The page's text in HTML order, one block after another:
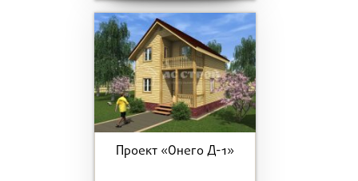
Проект «Онего Д-1»